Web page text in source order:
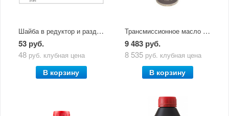
Шайба в редуктор и раздаточную коробку
53 руб.
48 руб. клубная цена
В корзину
Трансмиссионное масло Mazda CX5 IPM (1л) задний диф
9 483 руб.
8 535 руб. клубная цена
В корзину